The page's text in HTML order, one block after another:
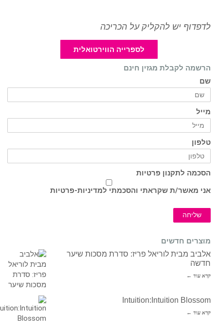
לדפדוף יש להקליק על הכריכה
לספרייה הווירטואלית
הרשמה לקבלת מגזין חינם
שם
מייל
טלפון
הסכמה לתקנון פרטיות
אני מאשר/ת שקראתי והסכמתי למדיניות-פרטיות
שליחה
מוצרים חדשים
אלביב מבית לוריאל פריז: סדרת מסכות שיער
חדשה
קרא עוד ←
Intuition:Intuition Blossom
קרא עוד ←